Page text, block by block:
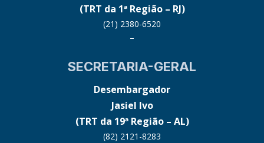
(TRT da 1ª Região – RJ)
(21) 2380-6520
–
SECRETARIA-GERAL
Desembargador
Jasiel Ivo
(TRT da 19ª Região – AL)
(82) 2121-8283